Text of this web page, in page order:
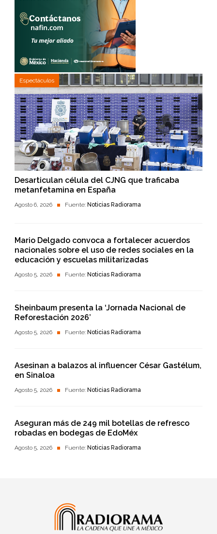
Espectáculos
Desarticulan célula del CJNG que traficaba
metanfetamina en España
Agosto 6, 2026 Fuente: Noticias Radiorama
Mario Delgado convoca a fortalecer acuerdos
nacionales sobre el uso de redes sociales en la
educación y escuelas militarizadas
Agosto 5, 2026 Fuente: Noticias Radiorama
Sheinbaum presenta la ‘Jornada Nacional de
Reforestación 2026’
Agosto 5, 2026 Fuente: Noticias Radiorama
Asesinan a balazos al influencer César Gastélum,
en Sinaloa
Agosto 5, 2026 Fuente: Noticias Radiorama
Aseguran más de 249 mil botellas de refresco
robadas en bodegas de EdoMéx
Agosto 5, 2026 Fuente: Noticias Radiorama